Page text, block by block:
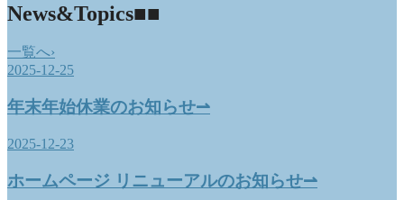
News&Topics■■
一覧へ›
2025-12-25
年末年始休業のお知らせ⇀
2025-12-23
ホームページ リニューアルのお知らせ⇀